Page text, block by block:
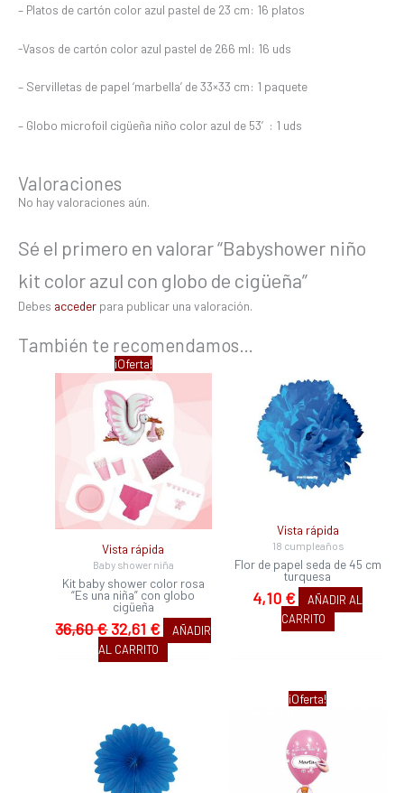
– Platos de cartón color azul pastel de 23 cm: 16 platos
-Vasos de cartón color azul pastel de 266 ml: 16 uds
– Servilletas de papel ‘marbella’ de 33×33 cm: 1 paquete
– Globo microfoil cigüeña niño color azul de 53′: 1 uds
Valoraciones
No hay valoraciones aún.
Sé el primero en valorar “Babyshower niño
kit color azul con globo de cigüeña”
Debes acceder para publicar una valoración.
También te recomendamos…
¡Oferta!
Vista rápida
Baby shower niña
Kit baby shower color rosa
“Es una niña” con globo
cigüeña
36,60€
El
precio
original
era:
36,60 €.
32,61 €
precio
actual
es:
32,61 €.
AÑADIR
AL CARRITO
Vista rápida
18 cumpleaños
Flor de papel seda de 45 cm
turquesa
4,10 €
AÑADIR AL
CARRITO
¡Oferta!
original
era:
2,11 €.
El
actual
es:
1,27 €.